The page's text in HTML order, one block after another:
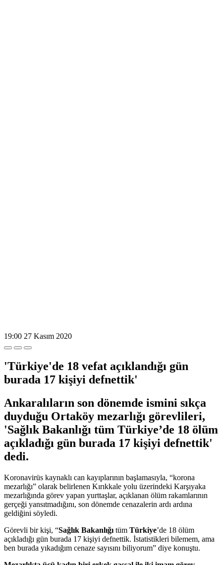
19:00 27 Kasım 2020
'Türkiye'de 18 vefat açıklandığı gün
burada 17 kişiyi defnettik'
Ankaralıların son dönemde ismini sıkça
duyduğu Ortaköy mezarlığı görevlileri,
'Sağlık Bakanlığı tüm Türkiye’de 18 ölüm
açıkladığı gün burada 17 kişiyi defnettik'
dedi.
Koronavirüs kaynaklı can kayıplarının başlamasıyla, “korona
mezarlığı” olarak belirlenen Kırıkkale yolu üzerindeki Karşıyaka
mezarlığında görev yapan yurttaşlar, açıklanan ölüm rakamlarının
gerçeği yansıtmadığını, son dönemde cenazalerin ardı ardına
geldiğini söyledi.
Görevli bir kişi, “Sağlık Bakanlığı tüm Türkiye’de 18 ölüm
açıkladığı gün burada 17 kişiyi defnettik. İstatistikleri bilemem, ama
ben burada yıkadığım cenaze sayısını biliyorum” diye konuştu.